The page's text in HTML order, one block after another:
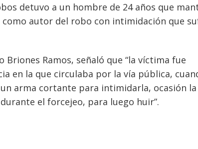
detuvo a un hombre de 24 años que
autor del robo con intimidación que
Ramos, señaló que “la víctima fue
en la que circulaba por la vía pública,
arma cortante para intimidarla, ocasión la
el forcejeo, para luego huir”.